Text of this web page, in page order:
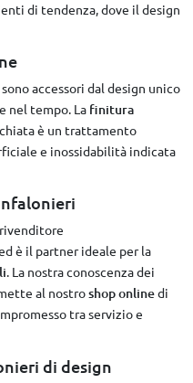
di tendenza, dove il design
accessori dal design unico
nel tempo. La finitura
è un trattamento
e inossidabilità indicata
è il partner ideale per la
. La nostra conoscenza dei
al nostroshop onlinedi
tra servizio e
di design